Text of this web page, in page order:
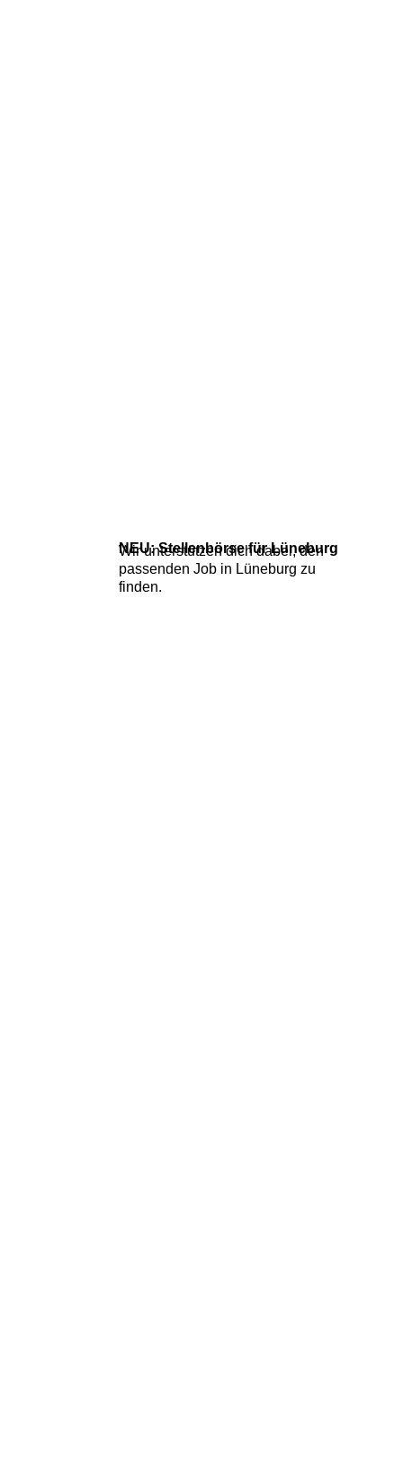
NEU: Stellenbörse für Lüneburg
Wir unterstützen dich dabei, den
passenden Job in Lüneburg zu
finden.